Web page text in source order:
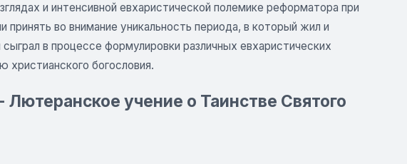
и интенсивной евхаристической полемике реформатора при
во внимание уникальность периода, в который жил и
в процессе формулировки различных евхаристических
богословия.
учение о Таинстве Святого